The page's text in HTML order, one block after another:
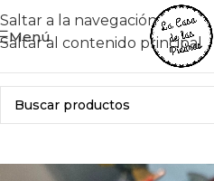
Saltar a la navegación
Saltar al contenido principal
Menú